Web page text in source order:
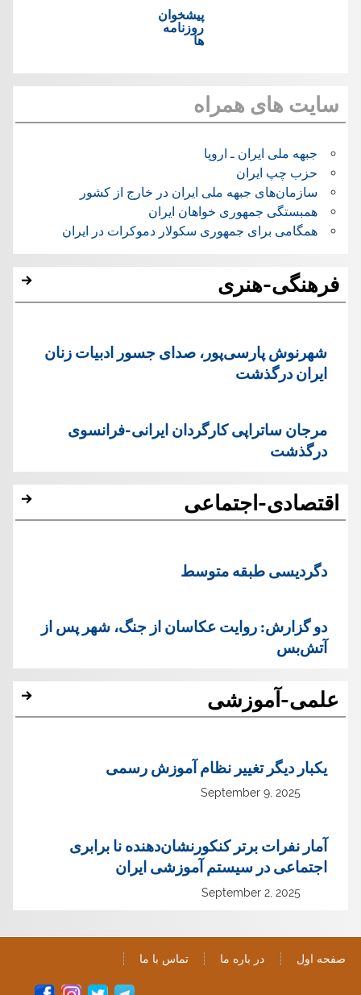
پیشخوان
روزنامه
ها
سایت های همراه
جبهه ملی ایران ـ اروپا
حزب چپ ایران
سازمان‌های جبهه ملی ایران در خارج از کشور
همبستگی جمهوری خواهان ایران
همگامی برای جمهوری سکولار دموکرات در ایران
فرهنگی-هنری
شهرنوش پارسی‌پور، صدای جسور ادبیات زنان
ایران درگذشت
مرجان ساتراپی کارگردان ایرانی-فرانسوی
درگذشت
اقتصادی-اجتماعی
دگردیسی طبقه متوسط
دو گزارش: روایت عکاسان از جنگ، شهر پس از
آتش‌بس
علمی-آموزشی
یک‏بار دیگر تغییر نظام آموزش رسمی
September 9, 2025
آمار نفرات برتر کنکورنشان‌دهنده نا برابری
اجتماعی در سیستم آموزشی ایران
September 2, 2025
صفحه اول در باره ما تماس با ما